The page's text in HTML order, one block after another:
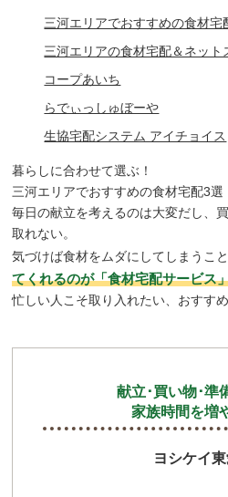
三河エリアでおすすめの食材宅
三河エリアの食材宅配＆ネット
コープあいち
らでぃっしゅぼーや
生協宅配システム アイチョイス
暮らしに合わせて選ぶ！
三河エリアでおすすめの食材宅配3選
毎日の献立を考えるのは大変だし、
取れない。
気づけば食材をムダにしてしまうこ
てくれるのが「食材宅配サービス
忙しい人こそ取り入れたい、おすす
献立･買い物･準
家族時間を増
ヨシケイ